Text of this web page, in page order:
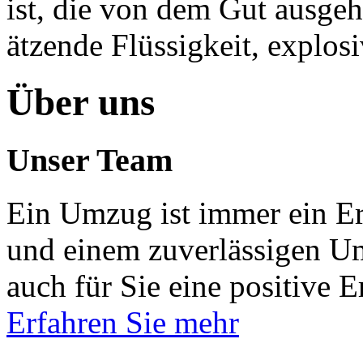
ist, die von dem Gut
ätzende Flüssigkeit,
Über uns
Unser Team
Ein Umzug ist immer ein
und einem zuverlässigen
auch für Sie eine positive
Erfahren Sie mehr